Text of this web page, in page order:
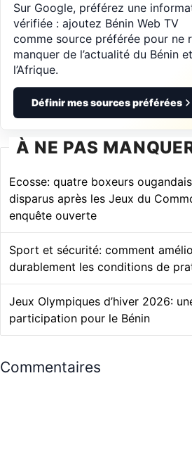
Sur Google, préférez une
vérifiée : ajoutez Bénin Web TV
comme source préférée pour ne
manquer de l’actualité du Bénin
l’Afrique.
Définir mes sources préférées
À NE PAS
Ecosse: quatre boxeurs
disparus après les Jeux du
enquête ouverte
Sport et sécurité: comment
durablement les conditions de
Jeux Olympiques d’hiver 2026:
participation pour le Bénin
Commentaires